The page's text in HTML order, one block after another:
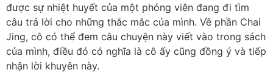
được sự nhiệt huyết của một phóng viên đang đi tìm
câu trả lời cho những thắc mắc của mình. Về phần Chai
Jing, cô có thể đem câu chuyện này viết vào trong sách
của mình, điều đó có nghĩa là cô ấy cũng đồng ý và tiếp
nhận lời khuyên này.